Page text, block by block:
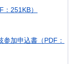
：251KB）
参加申込書（PDF：